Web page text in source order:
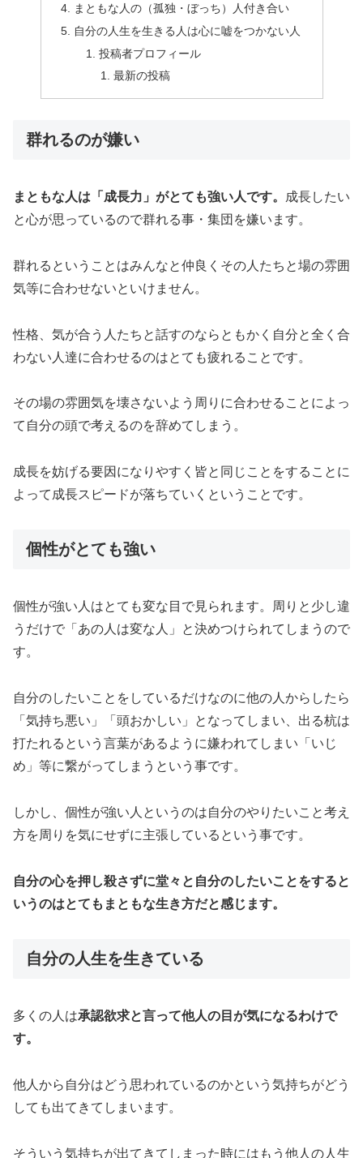
まともな人の（孤独・ぼっち）人付き合い
自分の人生を生きる人は心に嘘をつかない人
投稿者プロフィール
最新の投稿
群れるのが嫌い
まともな人は「成長力」がとても強い人です。
成長したい
と心が思っているので群れる事・集団を嫌います。
群れるということはみんなと仲良くその人たちと場の雰囲
気等に合わせないといけません。
性格、気が合う人たちと話すのならともかく自分と全く合
わない人達に合わせるのはとても疲れることです。
その場の雰囲気を壊さないよう周りに合わせることによっ
て自分の頭で考えるのを辞めてしまう。
成長を妨げる要因になりやすく皆と同じことをすることに
よって成長スピードが落ちていくということです。
個性がとても強い
個性が強い人はとても変な目で見られます。周りと少し違
うだけで「あの人は変な人」と決めつけられてしまうので
す。
自分のしたいことをしているだけなのに他の人からしたら
「気持ち悪い」「頭おかしい」となってしまい、出る杭は
打たれるという言葉があるように嫌われてしまい「いじ
め」等に繋がってしまうという事です。
しかし、個性が強い人というのは自分のやりたいこと考え
方を周りを気にせずに主張しているという事です。
自分の心を押し殺さずに堂々と自分のしたいことをすると
いうのはとてもまともな生き方だと感じます。
自分の人生を生きている
多くの人は承認欲求と言って他人の目が気になるわけで
す。
他人から自分はどう思われているのかという気持ちがどう
しても出てきてしまいます。
そういう気持ちが出てきてしまった時にはもう他人の人生